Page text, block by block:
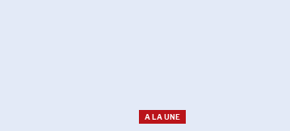
A LA UNE